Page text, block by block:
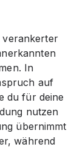
verankerter
In
auf
du für deine
nutzen
übernimmt
während